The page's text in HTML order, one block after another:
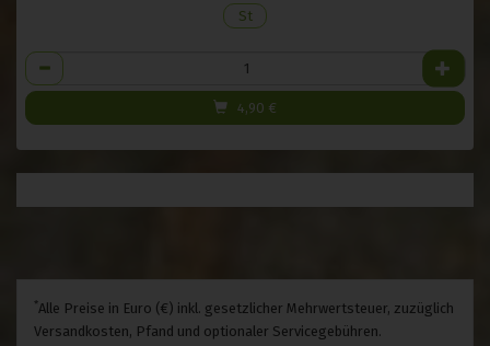
St
Anzahl
4,90 €
*Alle Preise in Euro (€) inkl. gesetzlicher Mehrwertsteuer, zuzüglich
Versandkosten, Pfand und optionaler Servicegebühren.